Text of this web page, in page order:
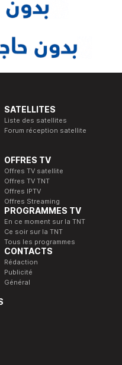
SATELLITES
Liste des satellites
Forum réception satellite
OFFRES TV
Offres TV satellite
Offres TV TNT
Offres IPTV
Offres Streaming
PROGRAMMES TV
En ce moment sur la TNT
Ce soir sur la TNT
Tous les programmes
CONTACTS
Rédaction
Publicité
Général